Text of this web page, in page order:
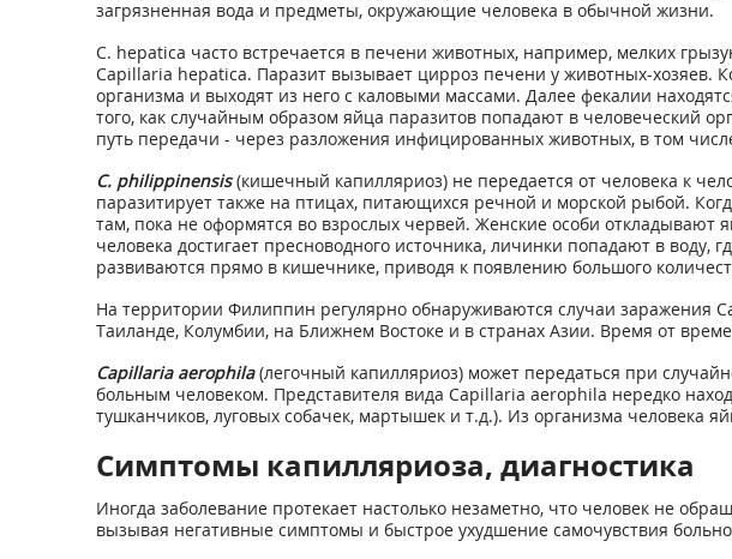
загрязненная вода и предметы, окружающие человека в обычной жизни.
C. hepatica часто встречается в печени животных, например, мелких
Capillaria hepatica. Паразит вызывает цирроз печени у животных-хозяев.
организма и выходят из него с каловыми массами. Далее фекалии
того, как случайным образом яйца паразитов попадают в человеческий
путь передачи - через разложения инфицированных животных, в том
C. philippinensis(кишечный капилляриоз) не передается от человека к
паразитирует также на птицах, питающихся речной и морской рыбой.
там, пока не оформятся во взрослых червей. Женские особи
человека достигает пресноводного источника, личинки попадают в
развиваются прямо в кишечнике, приводя к появлению большого
На территории Филиппин регулярно обнаруживаются случаи заражения
Таиланде, Колумбии, на Ближнем Востоке и в странах Азии. Время от
Capillaria aerophila(легочный капилляриоз) может передаться при
больным человеком. Представителя вида Capillaria aerophila нередко
тушканчиков, луговых собачек, мартышек и т.д.). Из организма человека
Симптомы капилляриоза, диагностика
Иногда заболевание протекает настолько незаметно, что человек не
вызывая негативные симптомы и быстрое ухудшение самочувствия